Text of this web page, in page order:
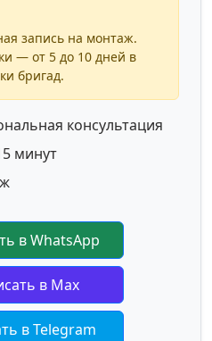
запись на монтаж.
— от 5 до 10 дней в
бригад.
консультация
минут
в WhatsApp
в Max
в Telegram